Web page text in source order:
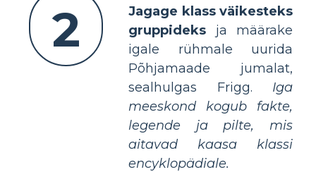
2
Jagage klass väikesteks
gruppideks ja määrake
igale rühmale uurida
Põhjamaade jumalat,
sealhulgas Frigg. Iga
meeskond kogub fakte,
legende ja pilte, mis
aitavad kaasa klassi
encyklopädiale.